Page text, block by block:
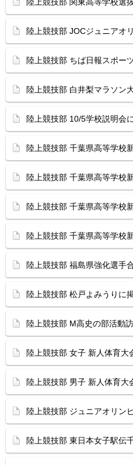
陸上競技部 JOCジュニアオ
陸上競技部 ちば日報スポー
陸上競技部 白井梨マラソン
陸上競技部 10/5学校説明会
陸上競技部 千葉県高等学校
陸上競技部 千葉県高等学校
陸上競技部 千葉県高等学校
陸上競技部 千葉県高等学校
陸上競技部 福島県強化選手
陸上競技部 松戸よみうりに
陸上競技部 M高史の部活動
陸上競技部 女子 新人体育大
陸上競技部 男子 新人体育大
陸上競技部 ジュニアオリン
陸上競技部 東日本女子駅伝